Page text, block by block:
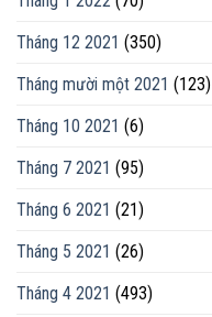
Tháng 12 2021 (350)
Tháng mười một 2021 (123)
Tháng 10 2021 (6)
Tháng 7 2021 (95)
Tháng 6 2021 (21)
Tháng 5 2021 (26)
Tháng 4 2021 (493)